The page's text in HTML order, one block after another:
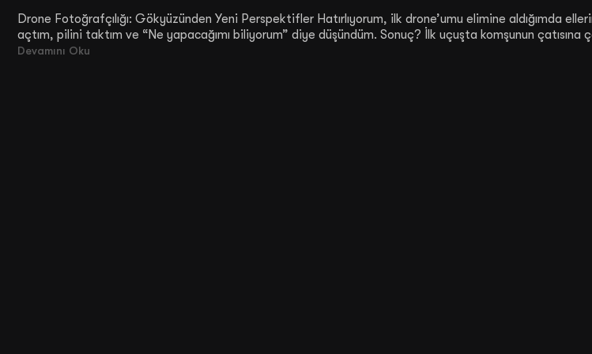
Drone Fotoğrafçılığı: Gökyüzünden Yeni Perspektifler Hatırlıyorum, ilk drone’umu elimine aldığımda
açtım, pilini taktım ve “Ne yapacağımı biliyorum” diye düşündüm. Sonuç? İlk uçuşta komşunun çatısına
Devamını Oku